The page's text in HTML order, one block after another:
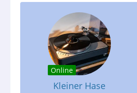
Online
Kleiner Hase